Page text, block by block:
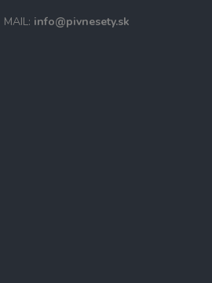
MAIL: info@pivnesety.sk